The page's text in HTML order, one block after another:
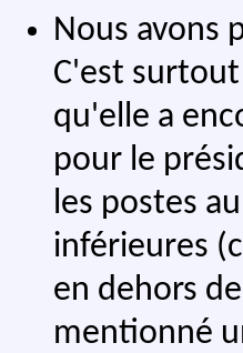
Nous avons
C'est
qu'elle a
pour le
les postes
inférieures
en dehors
mentionné